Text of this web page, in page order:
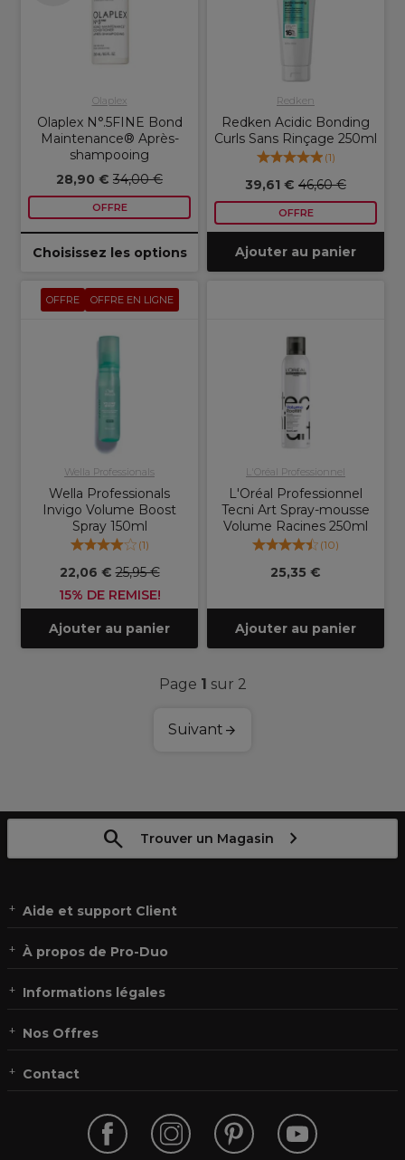
Olaplex
Olaplex N°.5FINE Bond
Maintenance® Après-
shampooing
28,90 € 34,00 €
OFFRE
Choisissez les options
Redken
Redken Acidic Bonding
Curls Sans Rinçage 250ml
(1)
39,61 € 46,60 €
OFFRE
Ajouter au panier
OFFRE OFFRE EN LIGNE
Wella Professionals
Wella Professionals
Invigo Volume Boost
Spray 150ml
(1)
22,06 €25,95 €
15% DE REMISE!
Ajouter au panier
L'Oréal Professionnel
L'Oréal Professionnel
Tecni Art Spray-mousse
Volume Racines 250ml
(10)
25,35 €
Ajouter au panier
Page 1 sur 2
Suivant
Trouver un Magasin
Aide et support Client
À propos de Pro-Duo
Informations légales
Nos Offres
Contact